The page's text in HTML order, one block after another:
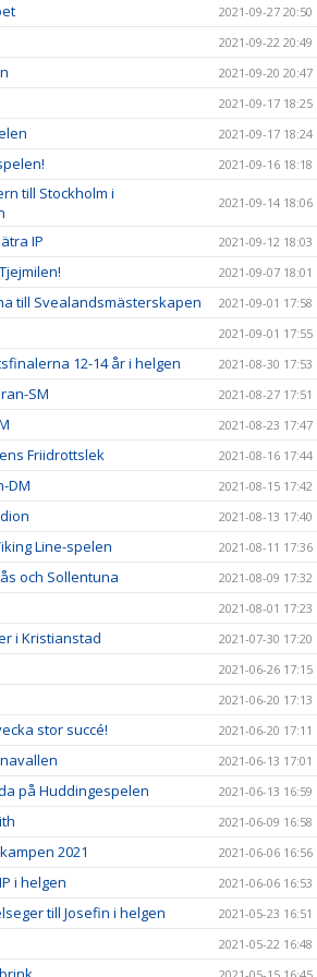
2021-09-27 20:50
2021-09-22 20:49
2021-09-20 20:47
2021-09-17 18:25
2021-09-17 18:24
2021-09-16 18:18
till Stockholm i
2021-09-14 18:06
IP 2021-09-12 18:03
2021-09-07 18:01
till Svealandsmästerskapen 2021-09-01 17:58
2021-09-01 17:55
12-14 år i helgen 2021-08-30 17:53
SM 2021-08-27 17:51
2021-08-23 17:47
Friidrottslek 2021-08-16 17:44
DM 2021-08-15 17:42
2021-08-13 17:40
Line-spelen 2021-08-11 17:36
och Sollentuna 2021-08-09 17:32
2021-08-01 17:23
i Kristianstad 2021-07-30 17:20
2021-06-26 17:15
2021-06-20 17:13
stor succé! 2021-06-20 17:11
2021-06-13 17:01
på Huddingespelen 2021-06-13 16:59
2021-06-09 16:58
2021 2021-06-06 16:56
i helgen 2021-06-06 16:53
till Josefin i helgen 2021-05-23 16:51
2021-05-22 16:48